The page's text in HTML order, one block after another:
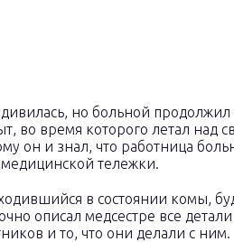
но больной продолжил
во время которого летал над
он и знал, что работница
тележки.
в состоянии комы,
описал медсестре все
и то, что они делали с ним.